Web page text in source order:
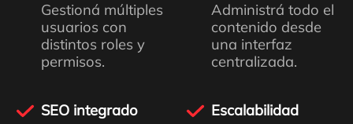
Gestioná múltiples
usuarios con
distintos roles y
permisos.
Administrá todo el
contenido desde
una interfaz
centralizada.
SEO integrado
Escalabilidad